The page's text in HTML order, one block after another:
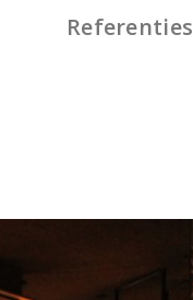
Referenties